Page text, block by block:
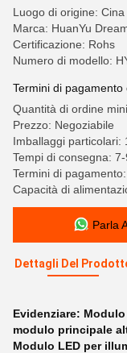
Luogo di origine: Cina
Marca: HuanYu
Certificazione: Rohs
Numero di modello:
Termini di pagamento
Quantità di ordine
Prezzo: Negoziabile
Imballaggi particolari:
Tempi di consegna:
Termini di
Capacità di
Parla
Dettagli Del
Evidenziare: Modulo
modulo principale
Modulo LED per